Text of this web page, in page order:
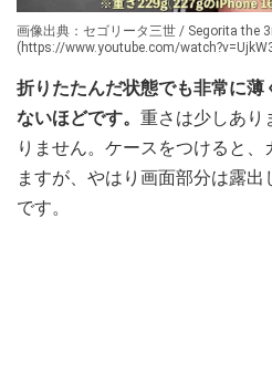
画像出典：セゴリータ三世 / Segorita the
(https://www.youtube.com/
折りたたんだ状態でも非常に薄
ないほどです。 重さは少しあり
りません。ケースをつけると
ますが、やはり画面部分は露
です。